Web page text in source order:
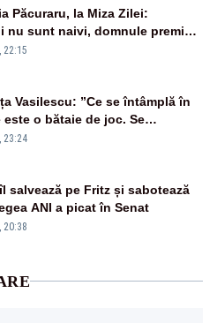
Păcuraru, la Miza Zilei:
nu sunt naivi, domnule premier
22:15
Vasilescu: ”Ce se întâmplă în
este o bătaie de joc. Se
extraordinar de prost”
23:24
salvează pe Fritz și sabotează
ANI a picat în Senat
20:38